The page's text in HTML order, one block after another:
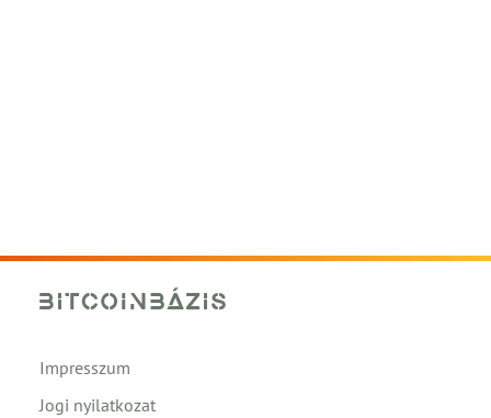
Impresszum
Jogi nyilatkozat